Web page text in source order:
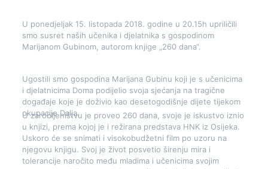
U ponedjeljak 15. listopada 2018. godine u 20.15h upriličili
smo susret naših učenika i djelatnika s gospodinom
Marijanom Gubinom, autorom knjige „260 dana“.
Ugostili smo gospodina Marijana Gubinu koji je s učenicima
i djelatnicima Doma podijelio svoja sjećanja na tragične
događaje koje je doživio kao desetogodišnje dijete tijekom
okupacije Dalja.
U zarobljeništvu je proveo 260 dana, svoje je iskustvo iznio
u knjizi, prema kojoj je i režirana predstava HNK iz Osijeka.
Uskoro će se snimati i visokobudžetni film po uzoru na
njegovu knjigu. Svoj je život posvetio širenju mira i
tolerancije naročito među mladima i učenicima svojim